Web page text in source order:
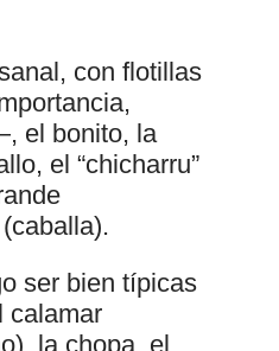
con flotillas
el bonito, la
el “chicharru”
ser bien típicas
calamar
la chopa, el